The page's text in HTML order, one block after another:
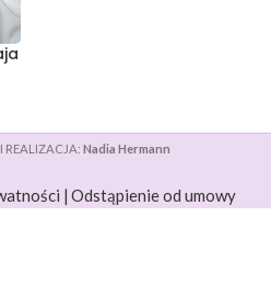
REALIZACJA: Nadia Hermann
| Odstąpienie od umowy